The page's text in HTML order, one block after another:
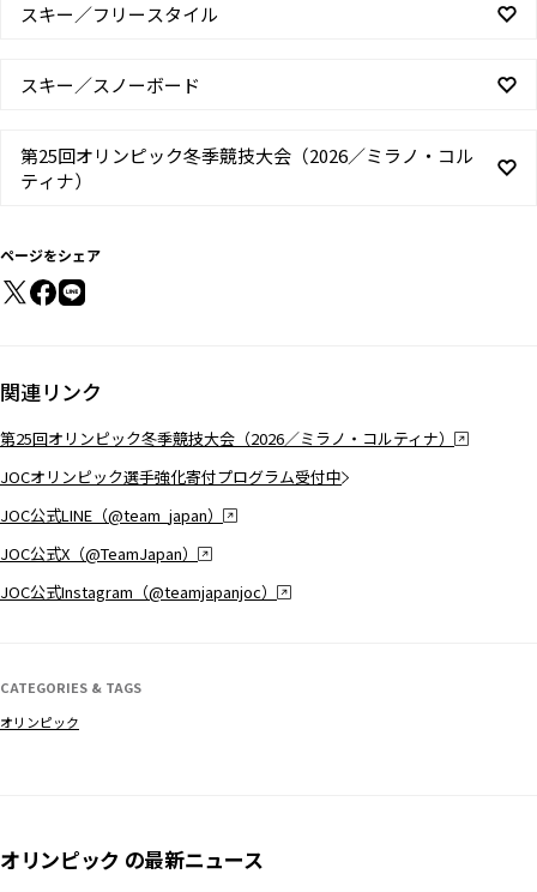
スキー／フリースタイル
スキー／スノーボード
第25回オリンピック冬季競技大会（2026／ミラノ・コル
ティナ）
ページをシェア
関連リンク
第25回オリンピック冬季競技大会（2026／ミラノ・コルティナ）
JOCオリンピック選手強化寄付プログラム受付中
JOC公式LINE（@team_japan）
JOC公式X（@TeamJapan）
JOC公式Instagram（@teamjapanjoc）
CATEGORIES & TAGS
オリンピック
オリンピック の最新ニュース